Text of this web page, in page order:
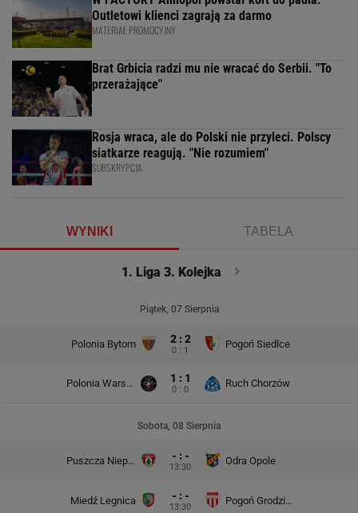
Outletowi klienci zagrają za darmo
MATERIAŁ PROMOCYJNY
Brat Grbicia radzi mu nie wracać do Serbii. "To
przerażające"
Rosja wraca, ale do Polski nie przyleci. Polscy
siatkarze reagują. "Nie rozumiem"
SUBSKRYPCJA
WYNIKI TABELA
1. Liga 3. Kolejka
Piątek, 07 Sierpnia
Polonia Bytom 2 : 2
0 : 1
Pogoń Siedlce
Polonia Warszawa 1 : 1
0 : 0
Ruch Chorzów
Sobota, 08 Sierpnia
Puszcza Niepołomice - : -
13:30
Odra Opole
Miedź Legnica - : -
13:30
Pogoń Grodzisk Mazowiecki